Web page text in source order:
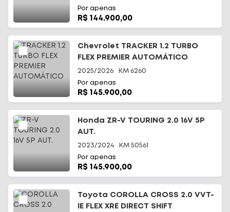
Por apenas
R$ 144.900,00
Chevrolet TRACKER 1.2 TURBO
FLEX PREMIER AUTOMÁTICO
2025/2026 KM 6260
Por apenas
R$ 145.900,00
Honda ZR-V TOURING 2.0 16V 5P
AUT.
2023/2024 KM 50561
Por apenas
R$ 145.900,00
Toyota COROLLA CROSS 2.0 VVT-
IE FLEX XRE DIRECT SHIFT